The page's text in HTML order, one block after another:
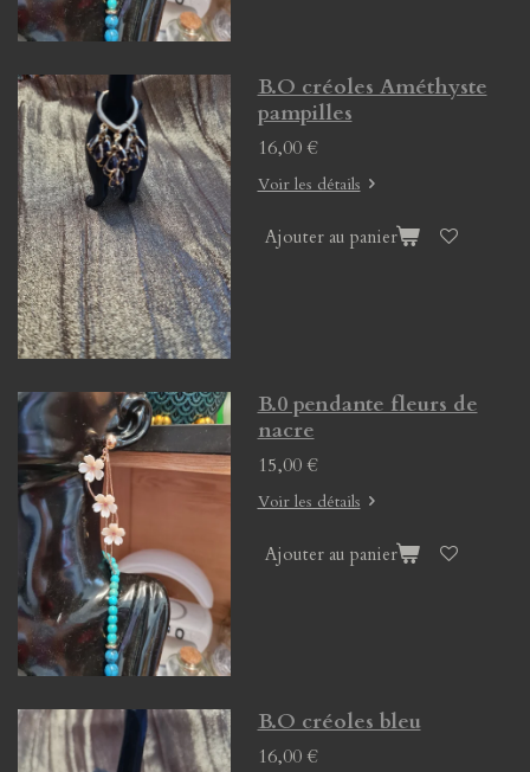
B.O créoles Améthyste
pampilles
16,00 €
Voir les détails
Ajouter au panier
B.0 pendante fleurs de
nacre
15,00 €
Voir les détails
Ajouter au panier
B.O créoles bleu
16,00 €